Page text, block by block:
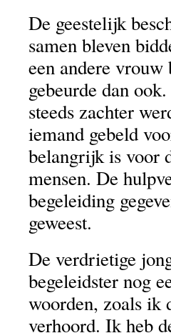
De geestelijk
samen bleven
een andere
gebeurde dan
steeds zachter
iemand gebeld
belangrijk is voor
mensen. De
begeleiding
geweest.
De verdrietige
begeleidster nog
woorden, zoals ik
verhoord. Ik heb